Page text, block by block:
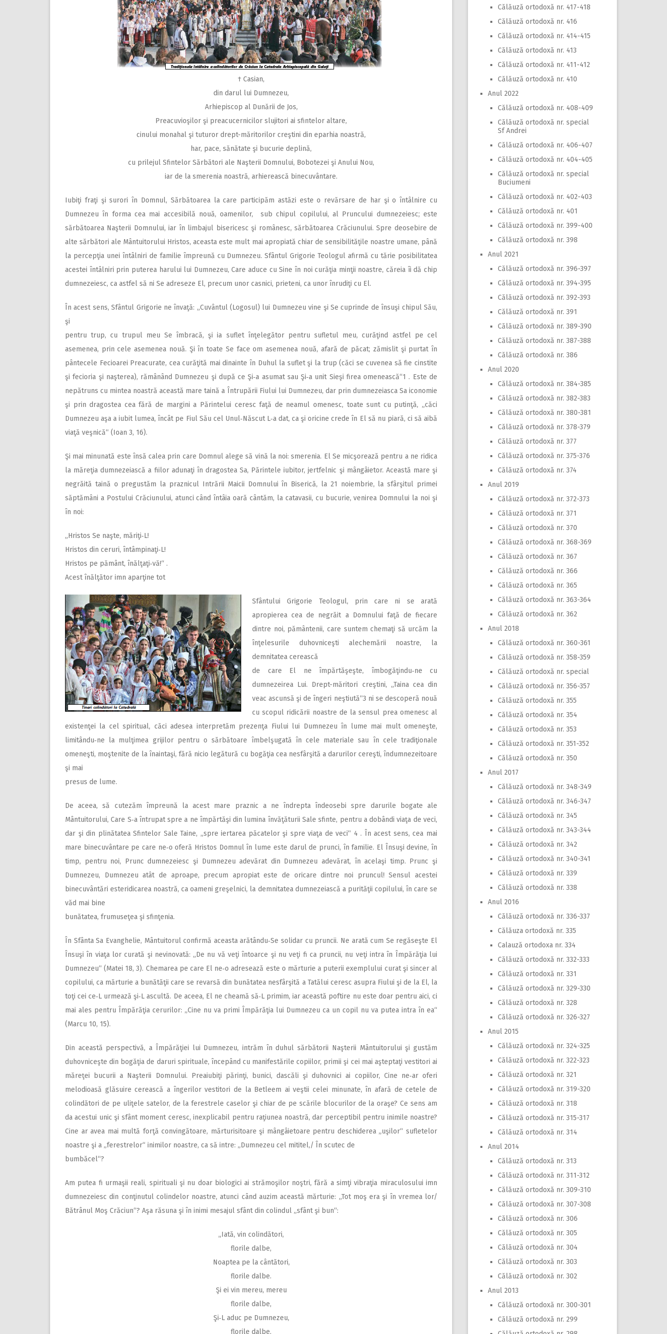
† Casian,
din darul lui Dumnezeu,
Arhiepiscop al Dunării de Jos,
Preacuvioşilor şi preacucernicilor slujitori ai sfintelor altare,
cinului monahal şi tuturor drept-măritorilor creştini din eparhia noastră,
har, pace, sănătate şi bucurie deplină,
cu prilejul Sfintelor Sărbători ale Naşterii Domnului, Bobotezei şi Anului Nou,
iar de la smerenia noastră, arhierească binecuvântare.
Iubiţi fraţi şi surori în Domnul, Sărbătoarea la care participăm astăzi este o revărsare de har şi o întâlnire cu
Dumnezeu în forma cea mai accesibilă nouă, oamenilor, sub chipul copilului, al Pruncului dumnezeiesc; este
sărbătoarea Naşterii Domnului, iar în limbajul bisericesc şi românesc, sărbătoarea Crăciunului. Spre deosebire de
alte sărbători ale Mântuitorului Hristos, aceasta este mult mai apropiată chiar de sensibilităţile noastre umane, până
la percepţia unei întâlniri de familie împreună cu Dumnezeu. Sfântul Grigorie Teologul afirmă cu tărie posibilitatea
acestei întâlniri prin puterea harului lui Dumnezeu, Care aduce cu Sine în noi curăţia minţii noastre, căreia îi dă chip
dumnezeiesc, ca astfel să ni Se adreseze El, precum unor casnici, prieteni, ca unor înrudiţi cu El.
În acest sens, Sfântul Grigorie ne învaţă: „Cuvântul (Logosul) lui Dumnezeu vine şi Se cuprinde de însuşi chipul Său,
şi
pentru trup, cu trupul meu Se îmbracă, şi ia suflet înţelegător pentru sufletul meu, curăţind astfel pe cel
asemenea, prin cele asemenea nouă. Şi în toate Se face om asemenea nouă, afară de păcat; zămislit şi purtat în
pântecele Fecioarei Preacurate, cea curăţită mai dinainte în Duhul la suflet şi la trup (căci se cuvenea să fie cinstite
şi fecioria şi naşterea), rămânând Dumnezeu şi după ce Şi‑a asumat sau Şi‑a unit Sieşi firea omenească“1 . Este de
nepătruns cu mintea noastră această mare taină a Întrupării Fiului lui Dumnezeu, dar prin dumnezeiasca Sa iconomie
şi prin dragostea cea fără de margini a Părintelui ceresc faţă de neamul omenesc, toate sunt cu putinţă, „căci
Dumnezeu aşa a iubit lumea, încât pe Fiul Său cel Unul‑Născut L‑a dat, ca şi oricine crede în El să nu piară, ci să aibă
viaţă veşnică“ (Ioan 3, 16).
Şi mai minunată este însă calea prin care Domnul alege să vină la noi: smerenia. El Se micşorează pentru a ne ridica
la măreţia dumnezeiască a fiilor adunaţi în dragostea Sa, Părintele iubitor, jertfelnic şi mângâietor. Această mare şi
negrăită taină o pregustăm la praznicul Intrării Maicii Domnului în Biserică, la 21 noiembrie, la sfârşitul primei
săptămâni a Postului Crăciunului, atunci când întâia oară cântăm, la catavasii, cu bucurie, venirea Domnului la noi şi
în noi:
„Hristos Se naşte, măriţi‑L!
Hristos din ceruri, întâmpinaţi‑L!
Hristos pe pământ, înălţaţi‑vă!“ .
Acest înălţător imn aparţine tot
Sfântului Grigorie Teologul, prin care ni se arată
apropierea cea de negrăit a Domnului faţă de fiecare
dintre noi, pământenii, care suntem chemaţi să urcăm la
înţelesurile duhovniceşti alechemării noastre, la
demnitatea cerească
de care El ne împărtăşeşte, îmbogăţindu‑ne cu
dumnezeirea Lui. Drept-măritori creştini, „Taina cea din
veac ascunsă şi de îngeri neştiută“3 ni se descoperă nouă
cu scopul ridicării noastre de la sensul prea omenesc al
existenţei la cel spiritual, căci adesea interpretăm prezenţa Fiului lui Dumnezeu în lume mai mult omeneşte,
limitându‑ne la mulţimea grijilor pentru o sărbătoare îmbelşugată în cele materiale sau în cele tradiţionale
omeneşti, moştenite de la înaintaşi, fără nicio legătură cu bogăţia cea nesfârşită a darurilor cereşti, îndumnezeitoare
şi mai
presus de lume.
De aceea, să cutezăm împreună la acest mare praznic a ne îndrepta îndeosebi spre darurile bogate ale
Mântuitorului, Care S‑a întrupat spre a ne împărtăşi din lumina învăţăturii Sale sfinte, pentru a dobândi viaţa de veci,
dar şi din plinătatea Sfintelor Sale Taine, „spre iertarea păcatelor şi spre viaţa de veci“ 4 . În acest sens, cea mai
mare binecuvântare pe care ne‑o oferă Hristos Domnul în lume este darul de prunci, în familie. El Însuşi devine, în
timp, pentru noi, Prunc dumnezeiesc şi Dumnezeu adevărat din Dumnezeu adevărat, în acelaşi timp. Prunc şi
Dumnezeu, Dumnezeu atât de aproape, precum apropiat este de oricare dintre noi pruncul! Sensul acestei
binecuvântări esteridicarea noastră, ca oameni greşelnici, la demnitatea dumnezeiască a purităţii copilului, în care se
văd mai bine
bunătatea, frumuseţea şi sfinţenia.
În Sfânta Sa Evanghelie, Mântuitorul confirmă aceasta arătându‑Se solidar cu pruncii. Ne arată cum Se regăseşte El
Însuşi în viaţa lor curată şi nevinovată: „De nu vă veţi întoarce şi nu veţi fi ca pruncii, nu veţi intra în Împărăţia lui
Dumnezeu“ (Matei 18, 3). Chemarea pe care El ne‑o adresează este o mărturie a puterii exemplului curat şi sincer al
copilului, ca mărturie a bunătăţii care se revarsă din bunătatea nesfârşită a Tatălui ceresc asupra Fiului şi de la El, la
toţi cei ce‑L urmează şi‑L ascultă. De aceea, El ne cheamă să‑L primim, iar această poftire nu este doar pentru aici, ci
mai ales pentru Împărăţia cerurilor: „Cine nu va primi Împărăţia lui Dumnezeu ca un copil nu va putea intra în ea“
(Marcu 10, 15).
Din această perspectivă, a Împărăţiei lui Dumnezeu, intrăm în duhul sărbătorii Naşterii Mântuitorului şi gustăm
duhovniceşte din bogăţia de daruri spirituale, începând cu manifestările copiilor, primii şi cei mai aşteptaţi vestitori ai
măreţei bucurii a Naşterii Domnului. Preaiubiţi părinţi, bunici, dascăli şi duhovnici ai copiilor, Cine ne‑ar oferi
melodioasă glăsuire cerească a îngerilor vestitori de la Betleem ai veştii celei minunate, în afară de cetele de
colindători de pe uliţele satelor, de la ferestrele caselor şi chiar de pe scările blocurilor de la oraşe? Ce sens am
da acestui unic şi sfânt moment ceresc, inexplicabil pentru raţiunea noastră, dar perceptibil pentru inimile noastre?
Cine ar avea mai multă forţă convingătoare, mărturisitoare şi mângâietoare pentru deschiderea „uşilor“ sufletelor
noastre şi a „ferestrelor“ inimilor noastre, ca să intre: „Dumnezeu cel mititel,/ În scutec de
bumbăcel“?
Am putea fi urmaşii reali, spirituali şi nu doar biologici ai strămoşilor noştri, fără a simţi vibraţia miraculosului imn
dumnezeiesc din conţinutul colindelor noastre, atunci când auzim această mărturie: ,,Tot moş era şi în vremea lor/
Bătrânul Moş Crăciun“? Aşa răsuna şi în inimi mesajul sfânt din colindul „sfânt şi bun“:
„Iată, vin colindători,
florile dalbe,
Noaptea pe la cântători,
florile dalbe.
Şi ei vin mereu, mereu
florile dalbe,
Şi‑L aduc pe Dumnezeu,
florile dalbe,
Călăuză ortodoxă nr. 417-418
Călăuză ortodoxă nr. 416
Călăuză ortodoxă nr. 414-415
Călăuză ortodoxă nr. 413
Călăuză ortodoxă nr. 411-412
Călăuză ortodoxă nr. 410
Anul 2022
Călăuză ortodoxă nr. 408-409
Călăuză ortodoxă nr. special
Sf Andrei
Călăuză ortodoxă nr. 406-407
Călăuză ortodoxă nr. 404-405
Călăuză ortodoxă nr. special
Buciumeni
Călăuză ortodoxă nr. 402-403
Călăuză ortodoxă nr. 401
Călăuză ortodoxă nr. 399-400
Călăuză ortodoxă nr. 398
Anul 2021
Călăuză ortodoxă nr. 396-397
Călăuză ortodoxă nr. 394-395
Călăuză ortodoxă nr. 392-393
Călăuză ortodoxă nr. 391
Călăuză ortodoxă nr. 389-390
Călăuză ortodoxă nr. 387-388
Călăuză ortodoxă nr. 386
Anul 2020
Călăuză ortodoxă nr. 384-385
Călăuză ortodoxă nr. 382-383
Călăuză ortodoxă nr. 380-381
Călăuză ortodoxă nr. 378-379
Călăuză ortodoxă nr. 377
Călăuză ortodoxă nr. 375-376
Călăuză ortodoxă nr. 374
Anul 2019
Călăuză ortodoxă nr. 372-373
Călăuză ortodoxă nr. 371
Călăuză ortodoxă nr. 370
Călăuză ortodoxă nr. 368-369
Călăuză ortodoxă nr. 367
Călăuză ortodoxă nr. 366
Călăuză ortodoxă nr. 365
Călăuză ortodoxă nr. 363-364
Călăuză ortodoxă nr. 362
Anul 2018
Călăuză ortodoxă nr. 360-361
Călăuză ortodoxă nr. 358-359
Călăuză ortodoxă nr. special
Călăuză ortodoxă nr. 356-357
Călăuză ortodoxă nr. 355
Călăuză ortodoxă nr. 354
Călăuză ortodoxă nr. 353
Călăuză ortodoxă nr. 351-352
Călăuză ortodoxă nr. 350
Anul 2017
Călăuză ortodoxă nr. 348-349
Călăuză ortodoxă nr. 346-347
Călăuză ortodoxă nr. 345
Călăuză ortodoxă nr. 343-344
Călăuză ortodoxă nr. 342
Călăuză ortodoxă nr. 340-341
Călăuză ortodoxă nr. 339
Călăuză ortodoxă nr. 338
Anul 2016
Călăuză ortodoxă nr. 336-337
Călăuza ortodoxă nr. 335
Calauză ortodoxa nr. 334
Călăuză ortodoxă nr. 332-333
Călăuză ortodoxă nr. 331
Călăuză ortodoxă nr. 329-330
Călăuză ortodoxă nr. 328
Călăuză ortodoxă nr. 326-327
Anul 2015
Călăuză ortodoxă nr. 324-325
Călăuză ortodoxă nr. 322-323
Călăuză ortodoxă nr. 321
Călăuză ortodoxă nr. 319-320
Călăuză ortodoxă nr. 318
Călăuză ortodoxă nr. 315-317
Călăuză ortodoxă nr. 314
Anul 2014
Călăuză ortodoxă nr. 313
Călăuză ortodoxă nr. 311-312
Călăuză ortodoxă nr. 309-310
Călăuză ortodoxă nr. 307-308
Călăuză ortodoxă nr. 306
Călăuză ortodoxă nr. 305
Călăuză ortodoxă nr. 304
Călăuză ortodoxă nr. 303
Călăuză ortodoxă nr. 302
Anul 2013
Călăuză ortodoxă nr. 300-301
Călăuză ortodoxă nr. 299